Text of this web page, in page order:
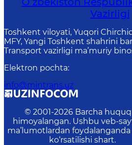
Vazirligi
Toshkent viloyati, Yuqori
MFY, Yangi Toshkent shahrini
Transport vazirligi ma’muriy
Elektron pochta:
info@mintrans.uz
© 2001-2026 Barcha
himoyalangan. Ushbu veb-
ma’lumotlardan foydalanganda
ko‘rsatilishi shart.